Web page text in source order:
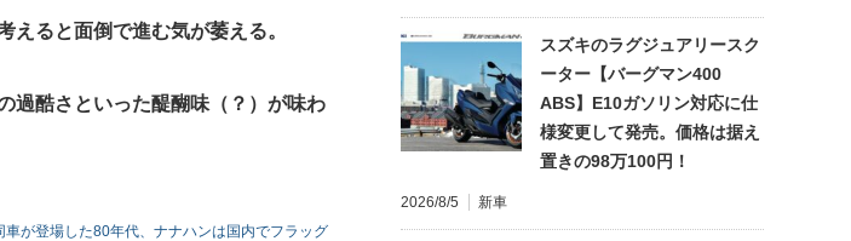
ると面倒で進む気が萎える。
過酷さといった醍醐味（？）が味わ
が登場した80年代、ナナハンは国内でフラッグ
スズキのラグジュアリースク
ーター【バーグマン400
ABS】E10ガソリン対応に仕
様変更して発売。価格は据え
置きの98万100円！
2026/8/5 新車